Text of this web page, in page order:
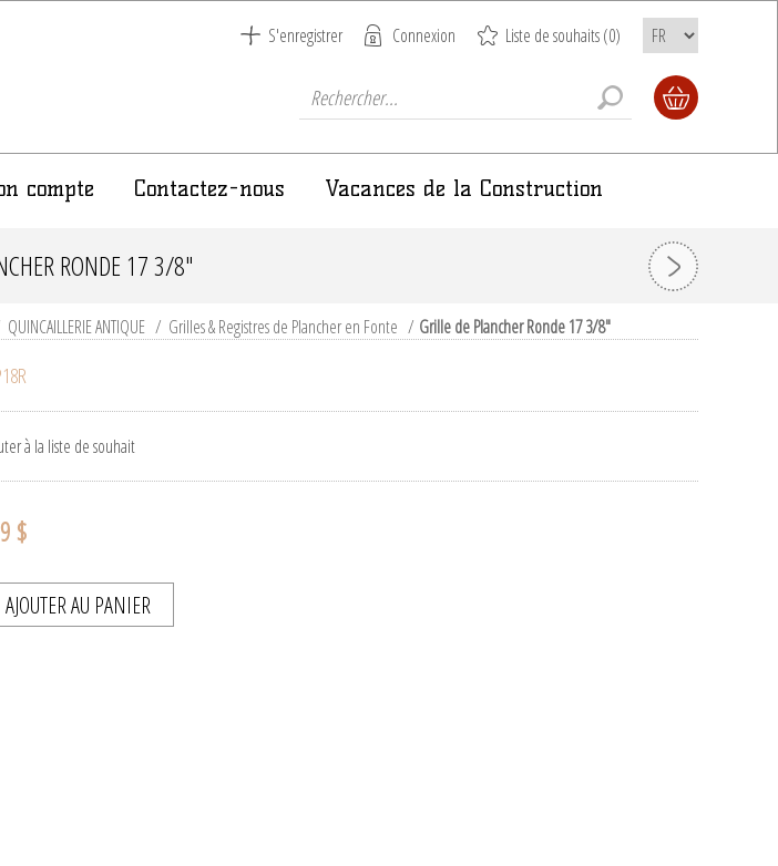
S'enregistrer Connexion Liste de souhaits(0)
compte Contactez-nous Vacances de la Construction
RONDE 17 3/8"
QUINCAILLERIE ANTIQUE / Grilles & Registres de Plancher en Fonte / Grille de Plancher Ronde 17 3/8"
à la liste de souhait
$
AJOUTER AU PANIER